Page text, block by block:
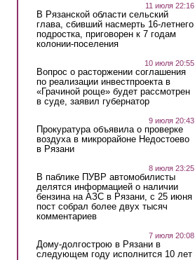
11 июля 22:16
В Рязанской области сельский
глава, сбивший насмерть 16-летнего
подростка, приговорен к 7 годам
колонии-поселения
10 июля 20:55
Вопрос о расторжении соглашения
по реализации инвестпроекта в
«Грачиной роще» будет рассмотрен
в суде, заявил губернатор
9 июля 20:43
Прокуратура объявила о проверке
воздуха в микрорайоне Недостоево
в Рязани
8 июля 23:25
В паблике ПУВР автомобилисты
делятся информацией о наличии
бензина на АЗС в Рязани, с 25 июня
пост собрал более двух тысяч
комментариев
7 июля 20:08
Дому-долгострою в Рязани в
следующем году исполнится 10 лет